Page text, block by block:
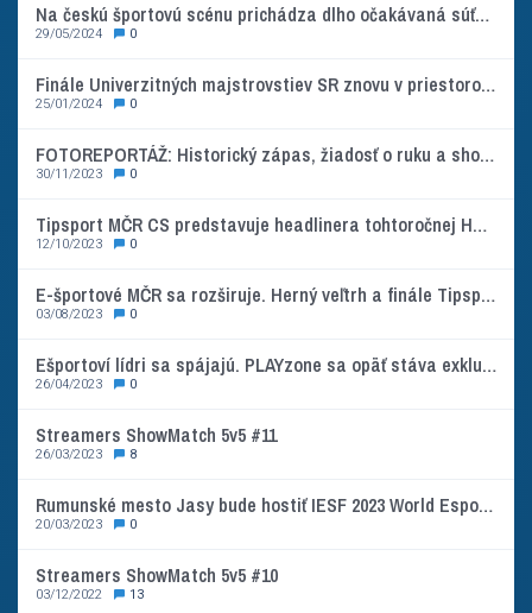
Na českú športovú scénu prichádza dlho očakávaná súťaž zameraná na rozvoj talentov
29/05/2024 0
Finále Univerzitných majstrovstiev SR znovu v priestoroch FEI STU, hráči si zmerajú sily v štyroch herných tituloch
25/01/2024 0
FOTOREPORTÁŽ: Historický zápas, žiadosť o ruku a show hviezd českého rapu. Tohtoročné MČR bolo plné emócií
30/11/2023 0
Tipsport MČR CS predstavuje headlinera tohtoročnej Halftime Show
12/10/2023 0
E-športové MČR sa rozširuje. Herný veľtrh a finále Tipsport MČR CS:GO prebehnú v najväčšom výstavnom pavilóne v strednej Európe
03/08/2023 0
Ešportoví lídri sa spájajú. PLAYzone sa opäť stáva exkluzívnym partnerom ESL
26/04/2023 0
Streamers ShowMatch 5v5 #11
26/03/2023 8
Rumunské mesto Jasy bude hostiť IESF 2023 World Esports Championships, oficiálne majstrovstvá sveta v e-sporte
20/03/2023 0
Streamers ShowMatch 5v5 #10
03/12/2022 13